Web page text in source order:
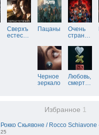
Сверхъ
естес…
Пацаны
Очень
стран…
Черное
зеркало
Любовь,
смерт…
Избранное 1
Рокко Скьявоне / Rocco Schiavone
25